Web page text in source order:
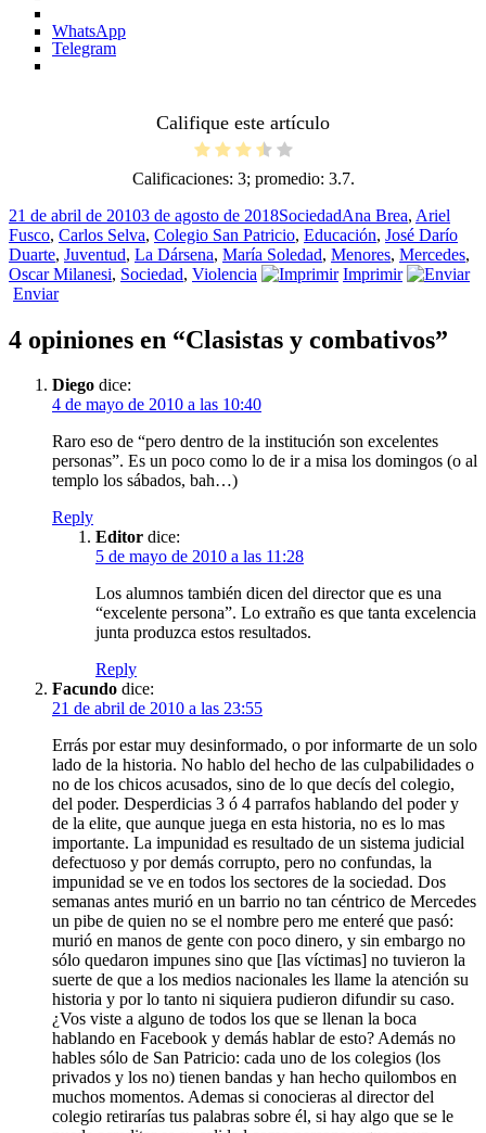
WhatsApp
Telegram
Califique este artículo
Calificaciones: 3; promedio: 3.7.
Publicado
el
21 de abril de 20103 de agosto de 2018Categorías
SociedadEtiquetas
Ana Brea, Ariel
Fusco, Carlos Selva, Colegio San Patricio, Educación, José Darío
Duarte, Juventud, La Dársena, María Soledad, Menores, Mercedes,
Oscar Milanesi, Sociedad, Violencia
Imprimir
Enviar
4 opiniones en “Clasistas y combativos”
Diego dice:
4 de mayo de 2010 a las 10:40
Raro eso de “pero dentro de la institución son excelentes
personas”. Es un poco como lo de ir a misa los domingos (o al
templo los sábados, bah…)
Reply
Editor dice:
5 de mayo de 2010 a las 11:28
Los alumnos también dicen del director que es una
“excelente persona”. Lo extraño es que tanta excelencia
junta produzca estos resultados.
Reply
Facundo dice:
21 de abril de 2010 a las 23:55
Errás por estar muy desinformado, o por informarte de un solo
lado de la historia. No hablo del hecho de las culpabilidades o
no de los chicos acusados, sino de lo que decís del colegio,
del poder. Desperdicias 3 ó 4 parrafos hablando del poder y
de la elite, que aunque juega en esta historia, no es lo mas
importante. La impunidad es resultado de un sistema judicial
defectuoso y por demás corrupto, pero no confundas, la
impunidad se ve en todos los sectores de la sociedad. Dos
semanas antes murió en un barrio no tan céntrico de Mercedes
un pibe de quien no se el nombre pero me enteré que pasó:
murió en manos de gente con poco dinero, y sin embargo no
sólo quedaron impunes sino que [las víctimas] no tuvieron la
suerte de que a los medios nacionales les llame la atención su
historia y por lo tanto ni siquiera pudieron difundir su caso.
¿Vos viste a alguno de todos los que se llenan la boca
hablando en Facebook y demás hablar de esto? Además no
hables sólo de San Patricio: cada uno de los colegios (los
privados y los no) tienen bandas y han hecho quilombos en
muchos momentos. Ademas si conocieras al director del
colegio retirarías tus palabras sobre él, si hay algo que se le